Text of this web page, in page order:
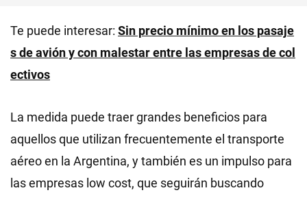
Te puede interesar: Sin precio mínimo en los pasaje
s de avión y con malestar entre las empresas de col
ectivos
La medida puede traer grandes beneficios para
aquellos que utilizan frecuentemente el transporte
aéreo en la Argentina, y también es un impulso para
las empresas low cost, que seguirán buscando